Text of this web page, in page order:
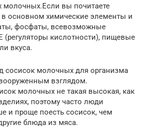
молочных.Если вы почитаете
в основном химические элементы и
фосфаты, всевозможные
(регуляторы кислотности), пищевые
вкуса.
сосисок молочных для организма
взглядом.
молочных не такая высокая, как
поэтому часто люди
и проще поесть сосисок, чем
блюда из мяса.